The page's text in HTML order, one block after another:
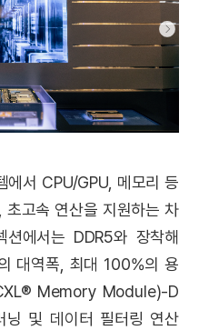
에서 CPU/GPU, 메모리 등
고속 연산을 지원하는 차
에서는 DDR5와 장착해
대역폭, 최대 100%의 용
Memory Module)-D
닝 및 데이터 필터링 연산